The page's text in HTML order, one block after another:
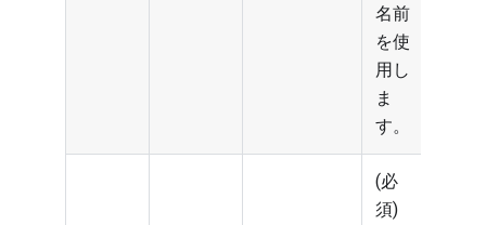
名前
を使
用し
ま
す。
(必
須)